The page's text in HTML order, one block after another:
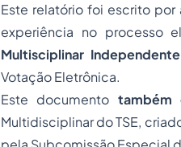
Este relatório foi escrito
experiência no processo
Multisciplinar Independente
Votação Eletrônica.
Este documento também
Multidisciplinar do TSE,